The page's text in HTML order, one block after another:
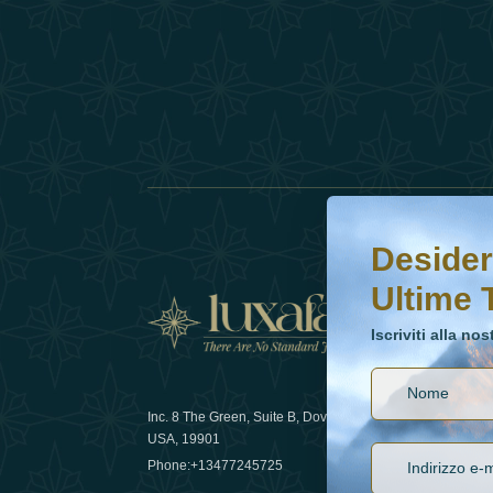
Inc. 8 The Green, Suite B, Dover, DE
USA, 19901
Phone:+13477245725
Come la
lusso nel
Desideri saperne di
Iscriviti alla nostra
Ultime
Iscriviti alla